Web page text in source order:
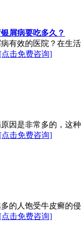
屑病要吃多久？
有效的医院？在生活
[点击免费咨询]
因是非常多的，这种
[点击免费咨询]
的人饱受牛皮癣的侵
[点击免费咨询]